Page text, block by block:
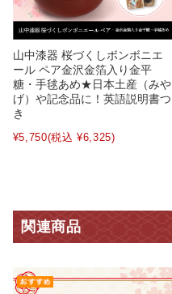
山中漆器 桜づくしボンボニエ
ール ペア金沢金箔入り金平
糖・手毬あめ★日本土産（みや
げ）や記念品に！英語説明書つ
き
¥5,750(税込 ¥6,325)
関連商品